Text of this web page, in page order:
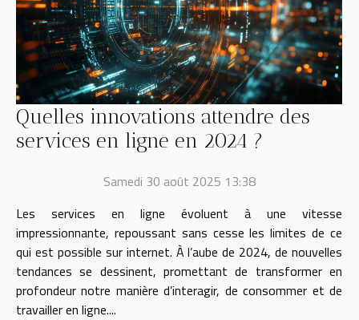
Quelles innovations attendre des
services en ligne en 2024 ?
Samedi 30 août 2025 13:38
Les services en ligne évoluent à une vitesse
impressionnante, repoussant sans cesse les limites de ce
qui est possible sur internet. À l’aube de 2024, de nouvelles
tendances se dessinent, promettant de transformer en
profondeur notre manière d’interagir, de consommer et de
travailler en ligne....